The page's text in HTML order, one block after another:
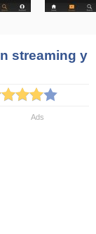
streaming y